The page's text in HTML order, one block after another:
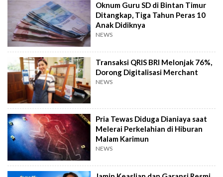
Oknum Guru SD di Bintan Timur
Ditangkap, Tiga Tahun Peras 10
Anak Didiknya
NEWS
Transaksi QRIS BRI Melonjak 76%,
Dorong Digitalisasi Merchant
NEWS
Pria Tewas Diduga Dianiaya saat
Melerai Perkelahian di Hiburan
Malam Karimun
NEWS